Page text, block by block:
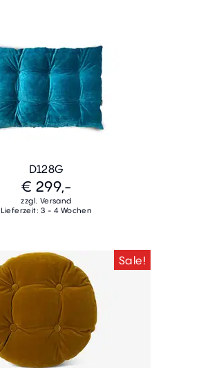
D128G
€ 299,-
zzgl. Versand
Lieferzeit: 3 - 4 Wochen
Sale!